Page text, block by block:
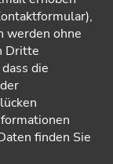
werden ohne
Dritte
die
finden Sie